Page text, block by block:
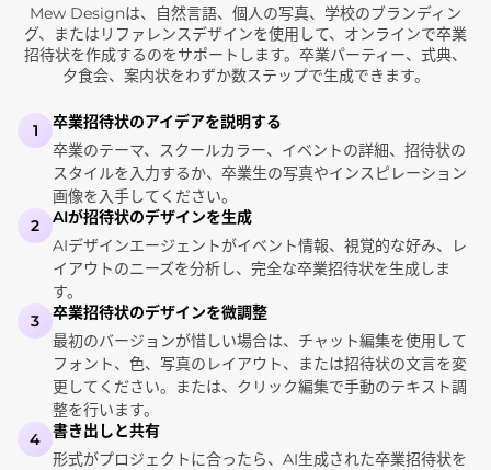
Mew Designは、自然言語、個人の写真、学校のブランディン
グ、またはリファレンスデザインを使用して、オンラインで卒業
招待状を作成するのをサポートします。卒業パーティー、式典、
夕食会、案内状をわずか数ステップで生成できます。
1
卒業招待状のアイデアを説明する
卒業のテーマ、スクールカラー、イベントの詳細、招待状の
スタイルを入力するか、卒業生の写真やインスピレーション
画像を入手してください。
2
AIが招待状のデザインを生成
AIデザインエージェントがイベント情報、視覚的な好み、レ
イアウトのニーズを分析し、完全な卒業招待状を生成しま
す。
3
卒業招待状のデザインを微調整
最初のバージョンが惜しい場合は、チャット編集を使用して
フォント、色、写真のレイアウト、または招待状の文言を変
更してください。または、クリック編集で手動のテキスト調
整を行います。
4
書き出しと共有
形式がプロジェクトに合ったら、AI生成された卒業招待状を